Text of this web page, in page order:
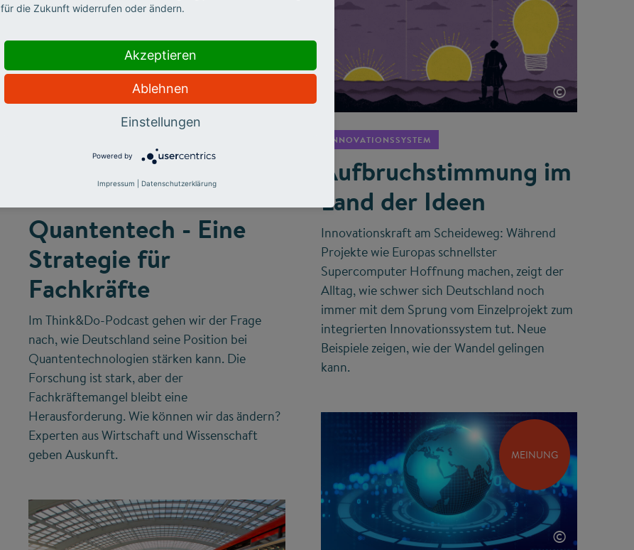
Quantentech - Eine
Strategie für
Fachkräfte
Im Think&Do-Podcast gehen wir der Frage
nach, wie Deutschland seine Position bei
Quantentechnologien stärken kann. Die
Forschung ist stark, aber der
Fachkräftemangel bleibt eine
Herausforderung. Wie können wir das ändern?
Experten aus Wirtschaft und Wissenschaft
geben Auskunft.
©
INNOVATIONSSYSTEM
Aufbruchstimmung im
Land der Ideen
Innovationskraft am Scheideweg: Während
Projekte wie Europas schnellster
Supercomputer Hoffnung machen, zeigt der
Alltag, wie schwer sich Deutschland noch
immer mit dem Sprung vom Einzelprojekt zum
integrierten Innovationssystem tut. Neue
Beispiele zeigen, wie der Wandel gelingen
kann.
MEINUNG
©
für die Zukunft widerrufen oder ändern.
Akzeptieren
Ablehnen
Einstellungen
Powered by
Impressum Datenschutzerklärung